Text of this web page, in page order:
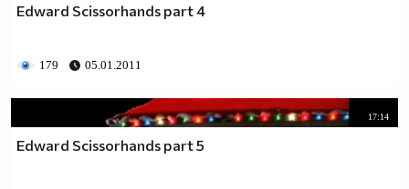
Edward Scissorhands part 4
179 05.01.2011
17:14
Edward Scissorhands part 5